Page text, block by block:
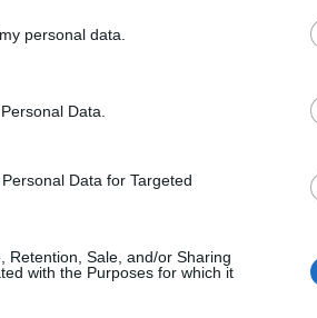
personal data.
Data.
Data for Targeted
Retention, Sale, and/or Sharing
with the Purposes for which it
azzal foglalkozik, hogy
belőlük valamit,
mint itt most
észrevenni a
az ember rá van
meglátások